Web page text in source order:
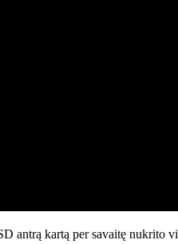
antrą kartą per savaitę